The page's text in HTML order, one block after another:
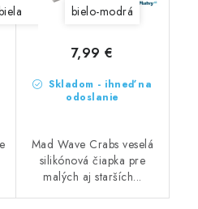
rybka sivý medvedík
bielo-modrá
Skladom - ihneď na
odoslanie
7,99 €
Mad Wave Crabs veselá
silikónová čiapka pre
malých aj starších...